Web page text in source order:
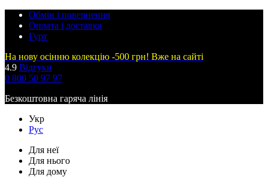
Обмін і повернення
Оплата і доставка
Гурт
На нову осінню колекцію -500 грн! Вже на сайті
4.9 Відгуки
0 800 50 97 97
Безкоштовна гаряча лінія
Укр
Рус
Для неї
Для нього
Для дому